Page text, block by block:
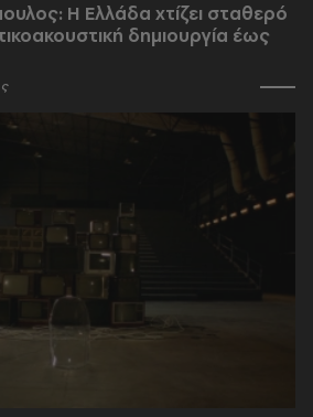
Η Ελλάδα χτίζει σταθερό
δημιουργία έως